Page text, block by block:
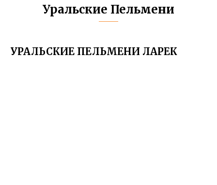
Уральские Пельмени
УРАЛЬСКИЕ ПЕЛЬМЕНИ ЛАРЕК